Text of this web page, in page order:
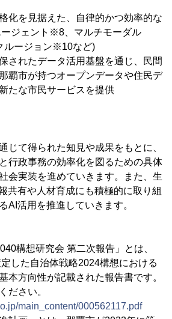
化を見据えた、自律的かつ効率的な
ジェント※8、マルチモーダル
ルージョン※10など)
されたデータ活用基盤を通じ、民間
覇市が持つオープンデータや住民デ
たな市民サービスを提供
じて得られた知見や成果をもとに、
行政事務の効率化を図るための具体
会実装を進めていきます。また、生
共有や人材育成にも積極的に取り組
AI活用を推進していきます。
構想研究会 第二次報告」とは、
した自治体戦略2024構想における
本方向性が記載された報告書です。
ださい。
main_content/000562117.pdf